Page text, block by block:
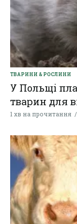
ТВАРИНИ & РОСЛИНИ
У Польщі
тварин для
1 хв на прочитання